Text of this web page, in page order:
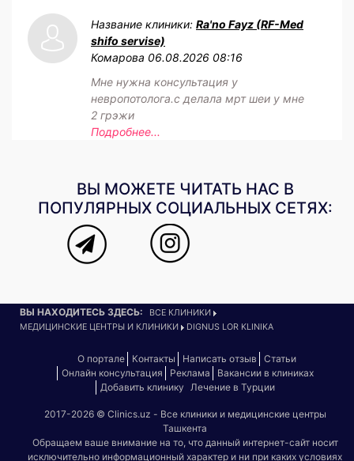
Название клиники: Ra'no Fayz (RF-Med
shifo servise)
Комарова 06.08.2026 08:16
Мне нужна консультация у
невропотолога.с делала мрт шеи у мне
2 грэжи
Подробнее...
ВЫ МОЖЕТЕ ЧИТАТЬ НАС В
ПОПУЛЯРНЫХ СОЦИАЛЬНЫХ СЕТЯХ:
ВЫ НАХОДИТЕСЬ ЗДЕСЬ:
ВСЕ КЛИНИКИ
МЕДИЦИНСКИЕ ЦЕНТРЫ И КЛИНИКИ
DIGNUS LOR KLINIKA
О портале Контакты Написать отзыв
Статьи
Онлайн консультация
Реклама
Вакансии в клиниках
Добавить клинику
Лечение в Турции
2017-2026 © Clinics.uz - Все клиники и медицинские центры
Ташкента
Обращаем ваше внимание на то, что данный интернет-сайт носит
исключительно информационный характер и ни при каких условиях